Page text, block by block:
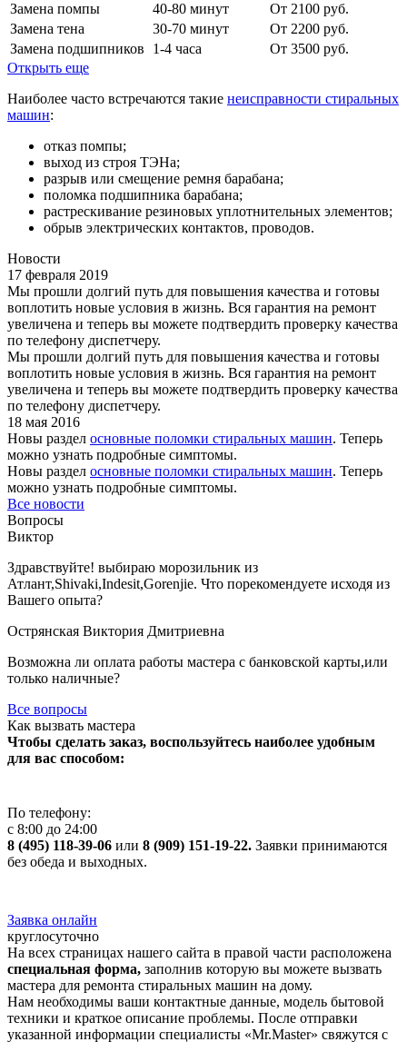
Замена помпы
40-80 минут
От 2100 руб.
Замена тена
30-70 минут
От 2200 руб.
Замена подшипников
1-4 часа
От 3500 руб.
Открыть еще
Наиболее часто встречаются такие неисправности стиральных
машин:
отказ помпы;
выход из строя ТЭНа;
разрыв или смещение ремня барабана;
поломка подшипника барабана;
растрескивание резиновых уплотнительных элементов;
обрыв электрических контактов, проводов.
Новости
17 февраля 2019
Мы прошли долгий путь для повышения качества и готовы
воплотить новые условия в жизнь. Вся гарантия на ремонт
увеличена и теперь вы можете подтвердить проверку качества
по телефону диспетчеру.
Мы прошли долгий путь для повышения качества и готовы
воплотить новые условия в жизнь. Вся гарантия на ремонт
увеличена и теперь вы можете подтвердить проверку качества
по телефону диспетчеру.
18 мая 2016
Новы раздел основные поломки стиральных машин. Теперь
можно узнать подробные симптомы.
Новы раздел основные поломки стиральных машин. Теперь
можно узнать подробные симптомы.
Все новости
Вопросы
Виктор
Здравствуйте! выбираю морозильник из
Атлант,Shivaki,Indesit,Gorenjie. Что порекомендуете иcходя из
Вашего опыта?
Острянская Виктория Дмитриевна
Возможна ли оплата работы мастера с банковской карты,или
только наличные?
Все вопросы
Как вызвать мастера
Чтобы сделать заказ, воспользуйтесь наиболее удобным
для вас способом:
По телефону:
с 8:00 до 24:00
8 (495) 118-39-06 или 8 (909) 151-19-22. Заявки принимаются
без обеда и выходных.
Заявка онлайн
круглосуточно
На всех страницах нашего сайта в правой части расположена
специальная форма, заполнив которую вы можете вызвать
мастера для ремонта стиральных машин на дому.
Нам необходимы ваши контактные данные, модель бытовой
техники и краткое описание проблемы. После отправки
указанной информации специалисты «Mr.Master» свяжутся с